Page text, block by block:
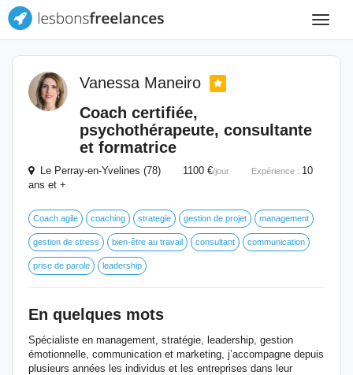
Toggle
Vanessa Maneiro
Coach certifiée,
psychothérapeute, consultante
et formatrice
Le Perray-en-Yvelines (78) 1100 €/jour Expérience : 10
ans et +
Coach agile coaching strategie gestion de projet management
gestion de stress bien-être au travail consultant communication
prise de parole leadership
En quelques mots
Spécialiste en management, stratégie, leadership, gestion
émotionnelle, communication et marketing, j’accompagne depuis
plusieurs années les individus et les entreprises dans leur